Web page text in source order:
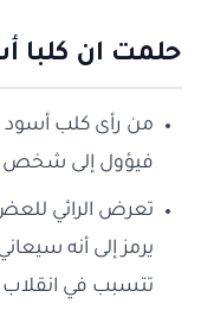
حلمت ان كلبا
من رأى كلب أسود
فيؤول إلى شخص
تعرض الرائي
يرمز إلى أنه
تتسبب في انقلاب